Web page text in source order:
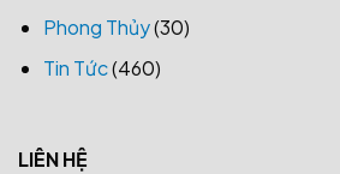
Phong Thủy(30)
Tin Tức(460)
LIÊN HỆ